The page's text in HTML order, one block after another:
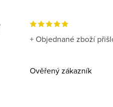
+ Objednané zboží
Ověřený zákazník